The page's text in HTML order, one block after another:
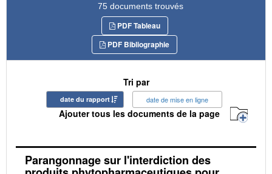
75 documents trouvés
PDF Tableau
PDF Bibliographie
Tri par
date du rapport date de mise en ligne
Ajouter tous les documents de la page
Parangonnage sur l'interdiction des